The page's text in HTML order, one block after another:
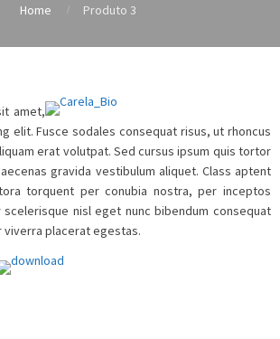
Home Produto 3
amet,
elit. Fusce sodales consequat risus, ut rhoncus
erat volutpat. Sed cursus ipsum quis tortor
gravida vestibulum aliquet. Class aptent
torquent per conubia nostra, per inceptos
scelerisque nisl eget nunc bibendum consequat
placerat egestas.